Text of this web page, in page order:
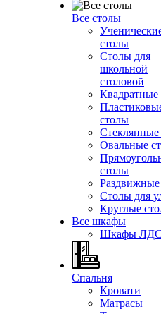
Все столы
столы
Столы для
школьной
столовой
Квадратные
столы
Стеклянные
Овальные
столы
Столы для
Круглые
Все шкафы
Шкафы
Спальня
Кровати
Матрасы